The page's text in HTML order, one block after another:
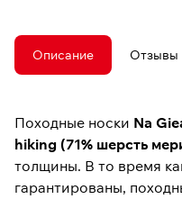
Описание Отзывы
Походные носки Na
hiking (71% шерсть
толщины. В то время
гарантированы,